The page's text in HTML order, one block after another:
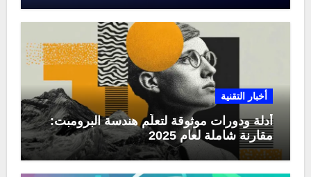
أخبار التقنية
أدلة ودورات موثوقة لتعلّم هندسة البرومبت:
مقارنة شاملة لعام 2025